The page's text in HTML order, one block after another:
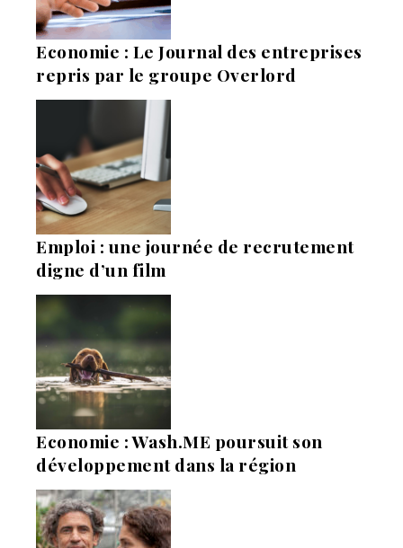
Economie : Le Journal des entreprises
repris par le groupe Overlord
Emploi : une journée de recrutement
digne d’un film
Economie : Wash.ME poursuit son
développement dans la région